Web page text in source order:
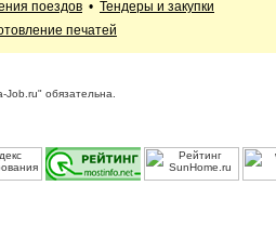
поездов • Тендеры и закупки
печатей
обязательна.